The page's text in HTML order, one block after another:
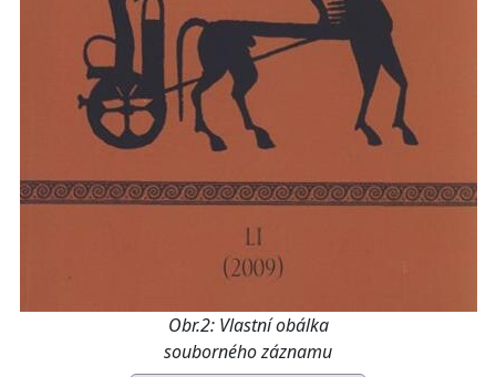
Obr.2: Vlastní obálka
souborného záznamu